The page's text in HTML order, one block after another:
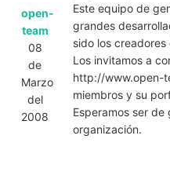
open-
team
08
de
Marzo
del
2008
Este equipo de
grandes
sido los
Los invitamos a
http://www.open-
miembros y su
Esperamos ser de
organización.